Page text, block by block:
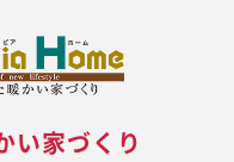
い家づくり